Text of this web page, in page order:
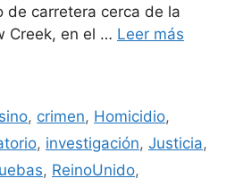
de carretera cerca de la
Creek, en el … Leer más
, crimen, Homicidio,
, investigación, Justicia,
, ReinoUnido,